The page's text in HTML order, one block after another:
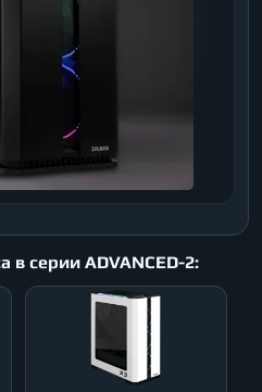
в серии ADVANCED-2: